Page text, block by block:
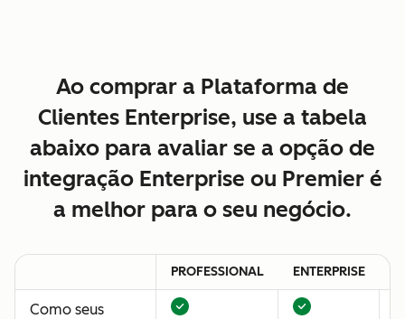
Ao comprar a Plataforma de
Clientes Enterprise, use a tabela
abaixo para avaliar se a opção de
integração Enterprise ou Premier é
a melhor para o seu negócio.
PROFESSIONAL ENTERPRISE
Como seus